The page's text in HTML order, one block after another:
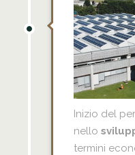
Inizio del
nello
termini